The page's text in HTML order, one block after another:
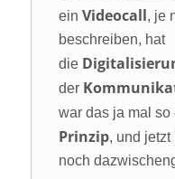
ein Videocall, je
beschreiben, hat
die
der
war das ja mal so
Prinzip, und jetzt
noch